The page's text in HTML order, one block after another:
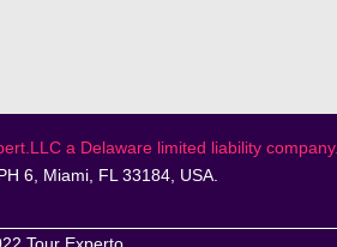
a Delaware limited liability company.
6, Miami, FL 33184, USA.